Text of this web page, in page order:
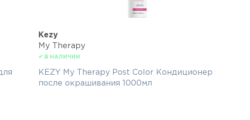
Kezy
My Therapy
✔ В НАЛИЧИИ
KEZY My Therapy Post Color Кондиционер
после окрашивания 1000мл